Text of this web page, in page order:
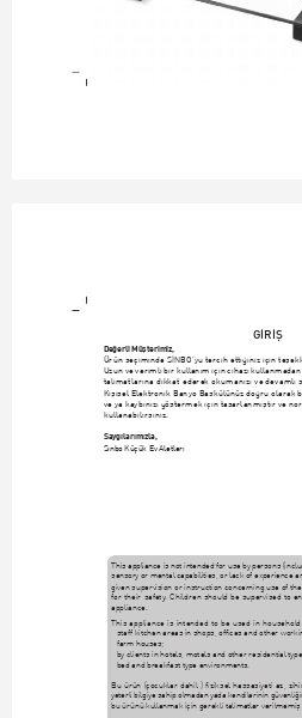
G‹R‹ﬁ
De¤erli Müﬂterimiz,
Ürün seçiminde S‹NBO'yu tercih etti¤iniz için
Uzun ve verimli bir kullan›m için cihaz›
talimatlar›na dikkat ederek okuman›z› ve devaml›
Kiﬂisel Elektronik Banyo Baskülünüz do¤ru olarak
ve ya kayb›n›z› göstermek için tasarlanm›ﬂt›r ve
kullanabilirsiniz.
Sayg›lar›m›zla,
Sinbo Küçük Ev Aletleri
This appliance is not intended for use by persons
sensory or mental capabilities, or lack of experience
given supervision or instruction concerning use of
for their safety. Children should be supervised to
appliance.
This appliance is intended to be used in
- staff kitchen areas in shops, offices and other
- farm houses;
- by clients in hotels, motels and other residential
- bed and breakfast type environments.
Bu ürün (çocuklar dahil ) fiziksel hassasiyeti az,
yeterli bilgiye sahip olmadan yada kendilerinin
bu ürünü kullanmak için gerekli talimatlar verilmemiﬂ